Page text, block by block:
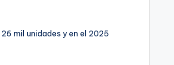
mil unidades y en el 2025